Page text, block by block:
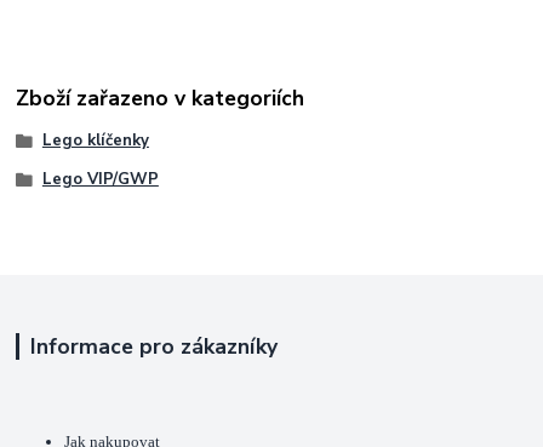
Zboží zařazeno v kategoriích
Lego klíčenky
Lego VIP/GWP
Informace pro zákazníky
Jak nakupovat